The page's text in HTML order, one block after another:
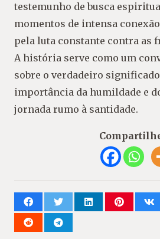
testemunho de busca
momentos de intensa
pela luta constante contra as
A história serve como um
sobre o verdadeiro significado
importância da humildade e
jornada rumo à santidade.